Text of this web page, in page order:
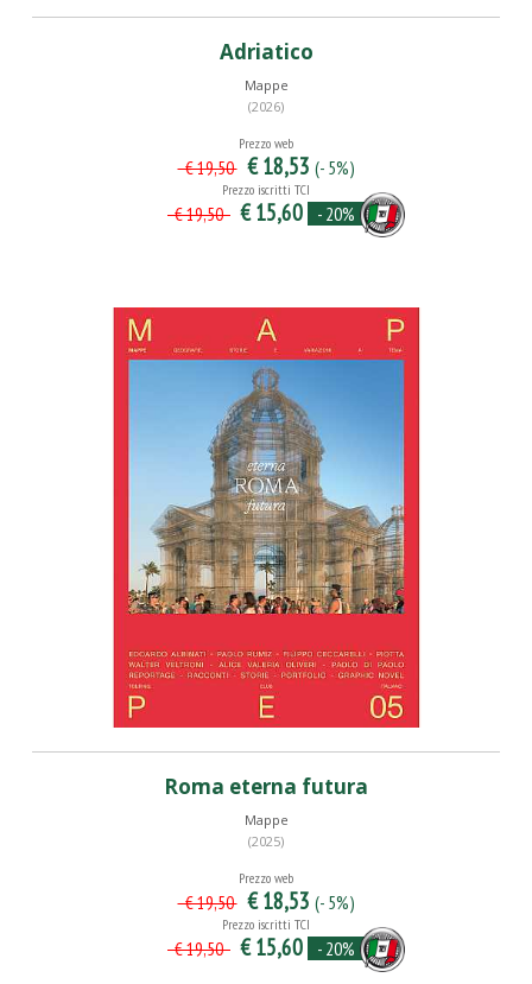
Adriatico
Mappe
(2026)
Prezzo web
€ 19,50 € 18,53 (- 5%)
Prezzo iscritti TCI
€ 19,50 € 15,60 - 20%
Roma eterna futura
Mappe
(2025)
Prezzo web
€ 19,50 € 18,53 (- 5%)
Prezzo iscritti TCI
€ 19,50 € 15,60 - 20%